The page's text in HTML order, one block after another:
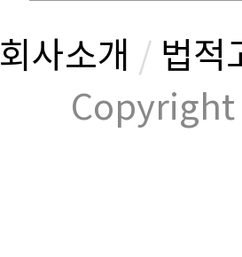
회사소개 / 법적
Copyright